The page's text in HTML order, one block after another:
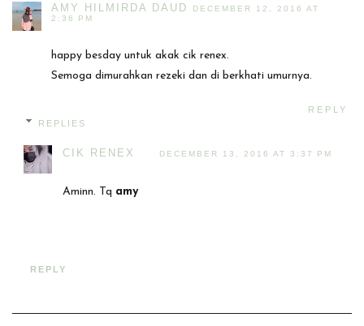
AMY HILMIRDA DAUD
DECEMBER 12, 2016 AT
2:36 PM
happy besday untuk akak cik renex.
Semoga dimurahkan rezeki dan di berkhati umurnya.
REPLY
REPLIES
CIK RENEX DECEMBER 13, 2016 AT 3:37 PM
Aminn. Tq amy
REPLY